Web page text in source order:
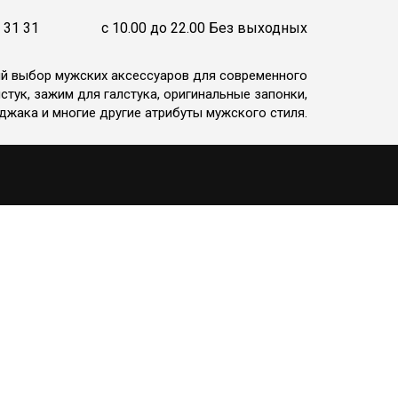
31 c 10.00 до 22.00 Без выходных
выбор мужских аксессуаров для современного
зажим для галстука, оригинальные запонки,
и многие другие атрибуты мужского стиля.